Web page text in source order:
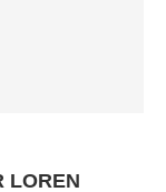
LOREN